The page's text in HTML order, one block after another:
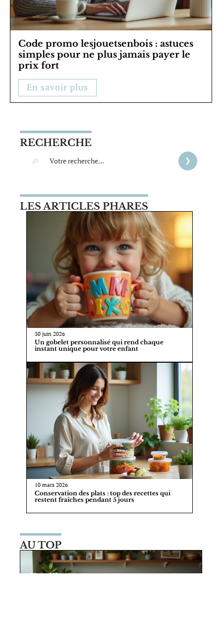
Code promo lesjouetsenbois : astuces
simples pour ne plus jamais payer le
prix fort
En savoir plus
RECHERCHE
LES ARTICLES PHARES
30 juin 2026
Un gobelet personnalisé qui rend chaque
instant unique pour votre enfant
10 mars 2026
Conservation des plats : top des recettes qui
restent fraîches pendant 5 jours
AU TOP
30 mai 2026